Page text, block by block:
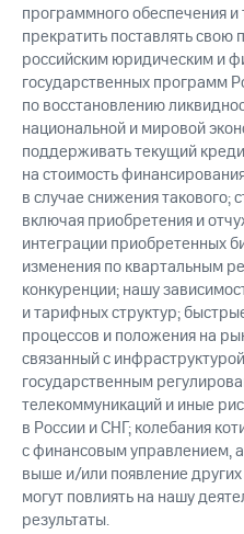
программного обеспечения и
прекратить поставлять свою
российским юридическим и
государственных программ
по восстановлению
национальной и мировой
поддерживать текущий
на стоимость
в случае снижения такового;
включая приобретения и
интеграции приобретенных
изменения по квартальным
конкуренции; нашу
и тарифных структур;
процессов и положения на
связанный с
государственным
телекоммуникаций и иные
в России и СНГ; колебания
с финансовым управлением,
выше и/или появление
могут повлиять на нашу
результаты.